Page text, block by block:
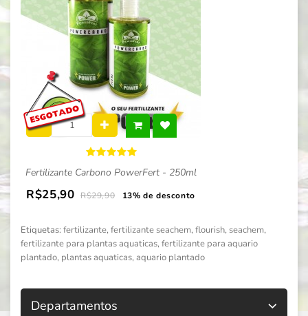
Fertilizante Carbono PowerFert - 250ml
R$25,90 R$29,90 13% de desconto
Etiquetas: fertilizante, fertilizante seachem, flourish, seachem,
fertilizante para plantas aquaticas, fertilizante para aquario
plantado, plantas aquaticas, aquario plantado
Departamentos